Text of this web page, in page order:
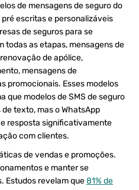
de mensagens de seguro do
escritas e personalizáveis
de seguros para se
todas as etapas, mensagens de
de apólice,
mensagens de
promocionais. Esses modelos
que modelos de SMS de seguro
texto, mas o WhatsApp
resposta significativamente
com clientes.
de vendas e promoções.
e manter se
Estudos revelam que81% de